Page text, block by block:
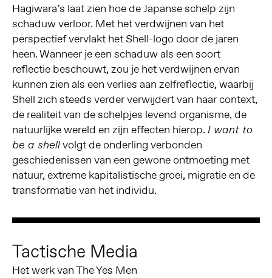
Hagiwara’s laat zien hoe de Japanse schelp zijn
schaduw verloor. Met het verdwijnen van het
perspectief vervlakt het Shell-logo door de jaren
heen. Wanneer je een schaduw als een soort
reflectie beschouwt, zou je het verdwijnen ervan
kunnen zien als een verlies aan zelfreflectie, waarbij
Shell zich steeds verder verwijdert van haar context,
de realiteit van de schelpjes levend organisme, de
natuurlijke wereld en zijn effecten hierop. I want to
be a shellvolgt de onderling verbonden
geschiedenissen van een gewone ontmoeting met
natuur, extreme kapitalistische groei, migratie en de
transformatie van het individu.
Tactische Media
Het werk van The Yes Men